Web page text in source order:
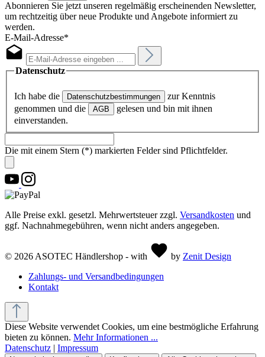
Abonnieren Sie jetzt unseren regelmäßig erscheinenden Newsletter,
um rechtzeitig über neue Produkte und Angebote informiert zu
werden.
E-Mail-Adresse*
Datenschutz
Ich habe die Datenschutzbestimmungen
zur Kenntnis
genommen und die
AGB
gelesen und bin mit ihnen
einverstanden.
Die mit einem Stern (*) markierten Felder sind Pflichtfelder.
Alle Preise exkl. gesetzl. Mehrwertsteuer zzgl. Versandkosten und
ggf. Nachnahmegebühren, wenn nicht anders angegeben.
© 2026 ASOTEC Händlershop - with by Zenit Design
Zahlungs- und Versandbedingungen
Kontakt
Diese Website verwendet Cookies, um eine bestmögliche Erfahrung
bieten zu können. Mehr Informationen ...
Datenschutz | Impressum